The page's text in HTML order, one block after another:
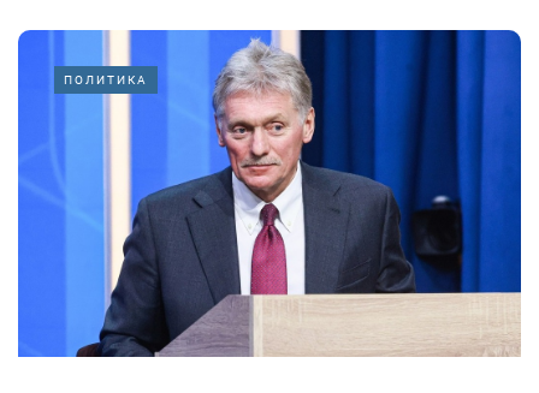
ПОЛИТИКА